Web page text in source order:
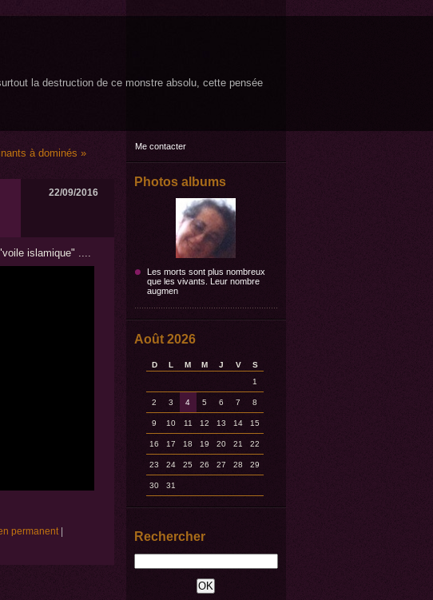
la destruction de ce monstre absolu, cette pensée
Me contacter
Photos albums
Les morts sont plus nombreux
que les vivants. Leur nombre
augmen
Août 2026
D L M M J V
S
1
2 3 4 5 6 7 8
9 10 11 12 13 14 15
16 17 18 19 20 21 22
23 24 25 26 27 28 29
30 31
Rechercher
à dominés »
22/09/2016
islamique" ....
permanent|